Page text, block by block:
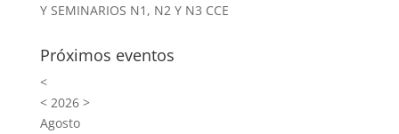
Y SEMINARIOS N1, N2 Y N3 CCE
Próximos eventos
<
<2026 >
Agosto